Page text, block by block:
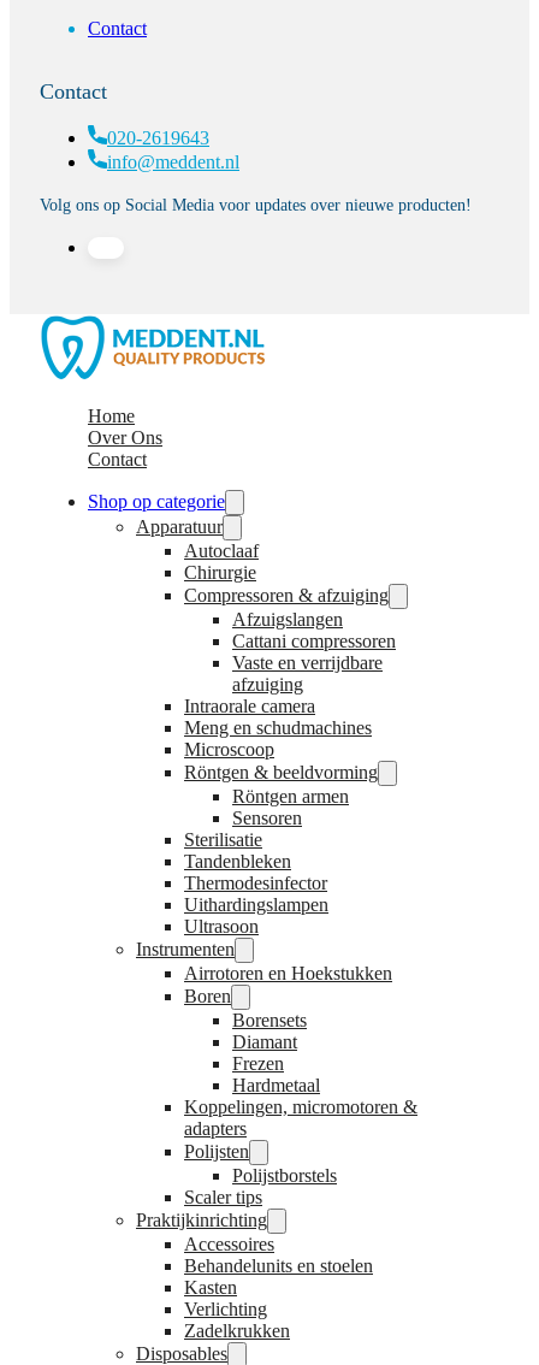
Contact
Contact
020-2619643
info@meddent.nl
Volg ons op Social Media voor updates over nieuwe producten!
Home
Over Ons
Contact
Shop op categorie
Apparatuur
Autoclaaf
Chirurgie
Compressoren & afzuiging
Afzuigslangen
Cattani compressoren
Vaste en verrijdbare
afzuiging
Intraorale camera
Meng en schudmachines
Microscoop
Röntgen & beeldvorming
Röntgen armen
Sensoren
Sterilisatie
Tandenbleken
Thermodesinfector
Uithardingslampen
Ultrasoon
Instrumenten
Airrotoren en Hoekstukken
Boren
Borensets
Diamant
Frezen
Hardmetaal
Koppelingen, micromotoren &
adapters
Polijsten
Polijstborstels
Scaler tips
Praktijkinrichting
Accessoires
Behandelunits en stoelen
Kasten
Verlichting
Zadelkrukken
Disposables